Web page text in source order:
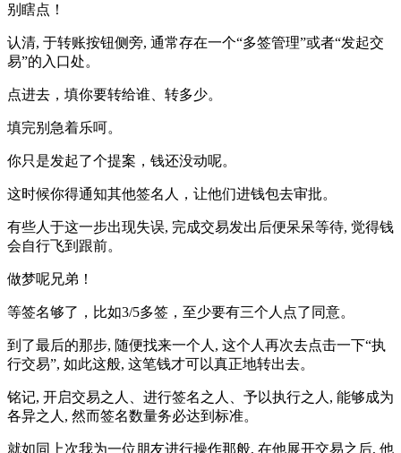
别瞎点！
认清, 于转账按钮侧旁, 通常存在一个“多签管理”或者“发起交
易”的入口处。
点进去，填你要转给谁、转多少。
填完别急着乐呵。
你只是发起了个提案，钱还没动呢。
这时候你得通知其他签名人，让他们进钱包去审批。
有些人于这一步出现失误, 完成交易发出后便呆呆等待, 觉得钱
会自行飞到跟前。
做梦呢兄弟！
等签名够了，比如3/5多签，至少要有三个人点了同意。
到了最后的那步, 随便找来一个人, 这个人再次去点击一下“执
行交易”, 如此这般, 这笔钱才可以真正地转出去。
铭记, 开启交易之人、进行签名之人、予以执行之人, 能够成为
各异之人, 然而签名数量务必达到标准。
就如同上次我为一位朋友进行操作那般, 在他展开交易之后, 他